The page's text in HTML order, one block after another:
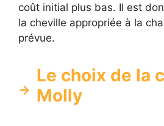
coût initial plus bas. Il est
la cheville appropriée à la
prévue.
Le choix de la
Molly